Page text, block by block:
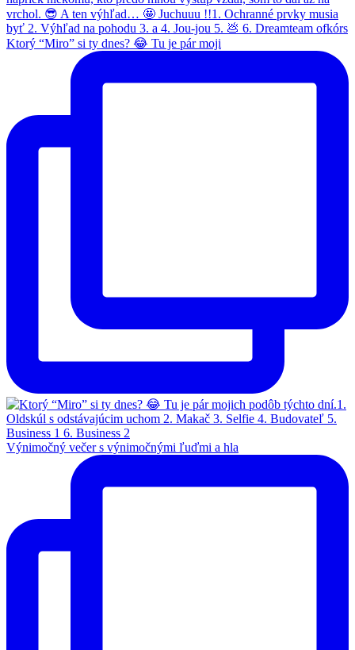
Ktorý “Miro” si ty dnes? 😂 Tu je pár moji
Výnimočný večer s výnimočnými ľuďmi a hla